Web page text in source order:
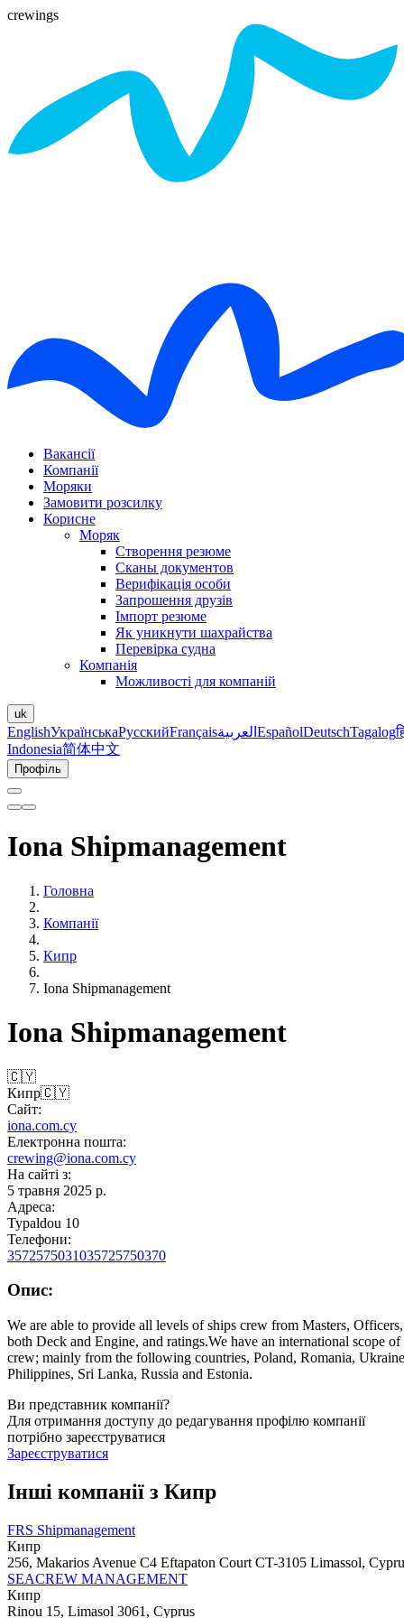
crewings
Вакансії
Компанії
Моряки
Замовити розсилку
Корисне
Моряк
Створення резюме
Сканы документов
Верифікація особи
Запрошення друзів
Імпорт резюме
Як уникнути шахрайства
Перевірка судна
Компанія
Можливості для компаній
uk
EnglishУкраїнськаРусскийFrançaisالعربية EspañolDeutschTagalog
Indonesia简体中文
Профіль
Iona Shipmanagement
Головна
Компанії
Кипр
Iona Shipmanagement
Iona Shipmanagement
🇨🇾
Кипр🇨🇾
Сайт:
iona.com.cy
Електронна пошта:
crewing@iona.com.cy
На сайті з:
5 травня 2025 р.
Адреса:
Typaldou 10
Телефони:
3572575031035725750370
Опис:
We are able to provide all levels of ships crew from Masters, Officers,
both Deck and Engine, and ratings.We have an international scope of
crew; mainly from the following countries, Poland, Romania,
Philippines, Sri Lanka, Russia and Estonia.
Ви представник компанії?
Для отримання доступу до редагування профілю компанії
потрібно зареєструватися
Зареєструватися
Інші компанії з Кипр
FRS Shipmanagement
Кипр
256, Makarios Avenue C4 Eftapaton Court CT-3105 Limassol,
SEACREW MANAGEMENT
Кипр
Rinou 15, Limasol 3061, Cyprus